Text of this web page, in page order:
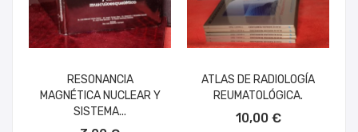
RESONANCIA
MAGNÉTICA NUCLEAR Y
SISTEMA...
ATLAS DE RADIOLOGÍA
REUMATOLÓGICA.
10,00 €